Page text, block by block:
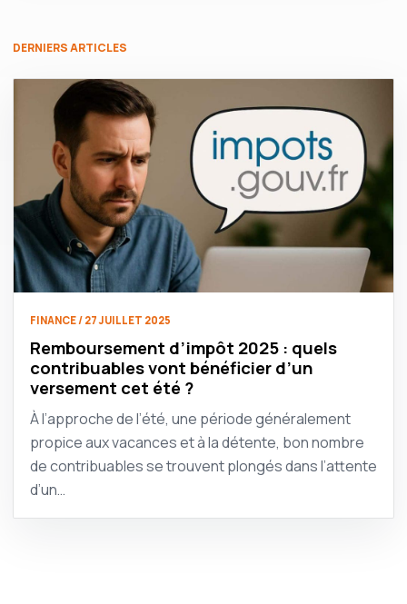
DERNIERS ARTICLES
FINANCE / 27 JUILLET 2025
Remboursement d’impôt 2025 : quels
contribuables vont bénéficier d’un
versement cet été ?
À l’approche de l’été, une période généralement
propice aux vacances et à la détente, bon nombre
de contribuables se trouvent plongés dans l’attente
d’un…